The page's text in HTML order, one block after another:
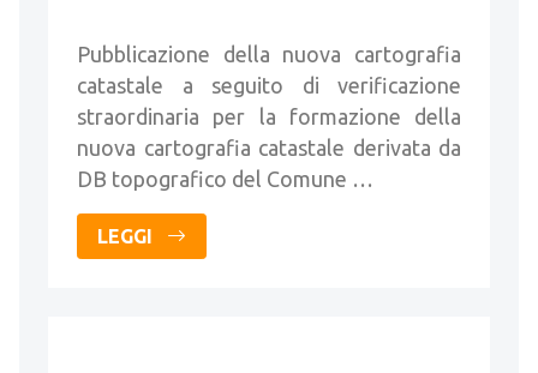
Pubblicazione della nuova cartografia
catastale a seguito di verificazione
straordinaria per la formazione della
nuova cartografia catastale derivata da
DB topografico del Comune …
LEGGI